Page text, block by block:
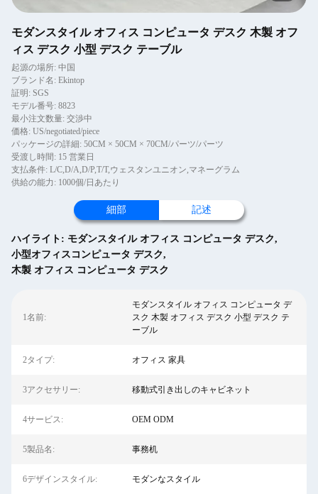
モダンスタイル オフィス コンピュータ デスク 木製 オフ
ィス デスク 小型 デスク テーブル
起源の場所: 中国
ブランド名: Ekintop
証明: SGS
モデル番号: 8823
最小注文数量: 交渉中
価格: US/negotiated/piece
パッケージの詳細: 50CM × 50CM × 70CM/パーツ/パーツ
受渡し時間: 15 営業日
支払条件: L/C,D/A,D/P,T/T,ウェスタンユニオン,マネーグラム
供給の能力: 1000個/日あたり
細部 記述
ハイライト: モダンスタイル オフィス コンピュータ デスク,
小型オフィスコンピュータ デスク,
木製 オフィス コンピュータ デスク
1名前:
モダンスタイル オフィス コンピュータ デ
スク 木製 オフィス デスク 小型 デスク テ
ーブル
2タイプ: オフィス 家具
3アクセサリー: 移動式引き出しのキャビネット
4サービス: OEM ODM
5製品名: 事務机
6デザインスタイル: モダンなスタイル